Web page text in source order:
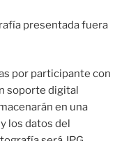
presentada fuera
por participante con
soporte digital
en una
los datos del